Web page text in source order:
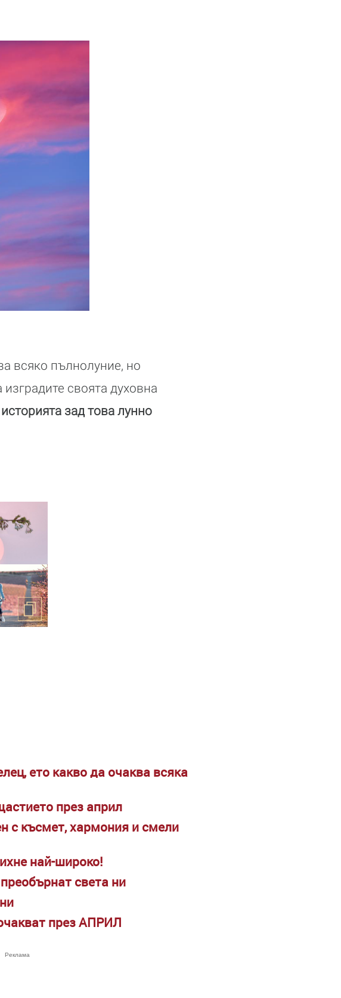
всяко пълнолуние, но
своята духовна
историята зад това лунно
ето какво да очаква всяка
през април
с късмет, хармония и смели
най-широко!
света ни
през АПРИЛ